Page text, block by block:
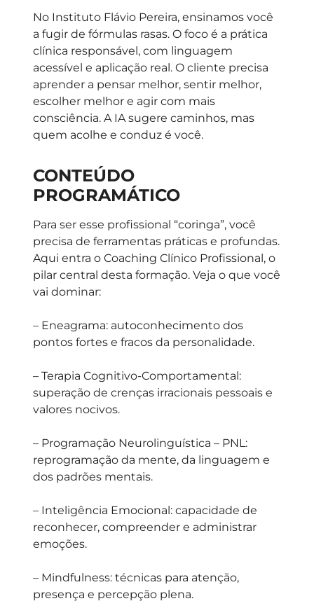
No Instituto Flávio Pereira, ensinamos você
a fugir de fórmulas rasas. O foco é a prática
clínica responsável, com linguagem
acessível e aplicação real. O cliente precisa
aprender a pensar melhor, sentir melhor,
escolher melhor e agir com mais
consciência. A IA sugere caminhos, mas
quem acolhe e conduz é você.
CONTEÚDO
PROGRAMÁTICO
Para ser esse profissional “coringa”, você
precisa de ferramentas práticas e profundas.
Aqui entra o Coaching Clínico Profissional, o
pilar central desta formação. Veja o que você
vai dominar:
– Eneagrama:autoconhecimento dos
pontos fortes e fracos da personalidade.
– Terapia Cognitivo-Comportamental:
superação de crenças irracionais pessoais e
valores nocivos.
– Programação Neurolinguística – PNL:
reprogramação da mente, da linguagem e
dos padrões mentais.
– Inteligência Emocional:capacidade de
reconhecer, compreender e administrar
emoções.
– Mindfulness:técnicas para atenção,
presença e percepção plena.